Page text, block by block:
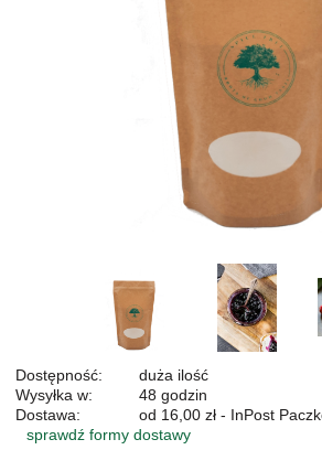
Dostępność:
duża ilość
Wysyłka w:
48 godzin
Dostawa:
od 16,00 zł - InPost
Cena nie zawiera ewentualnych kosztów
sprawdź formy dostawy